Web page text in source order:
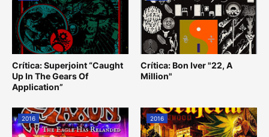
Crítica: Superjoint “Caught
Up In The Gears Of
Application”
Crítica: Bon Iver "22, A
Million"
2016 2016